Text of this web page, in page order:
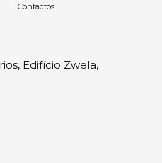
Contactos
Edifício Zwela,